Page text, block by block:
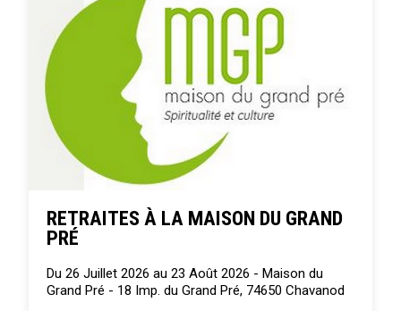
RETRAITES À LA MAISON DU GRAND
PRÉ
Du 26 Juillet 2026 au 23 Août 2026 -Maison du
Grand Pré - 18 Imp. du Grand Pré, 74650 Chavanod